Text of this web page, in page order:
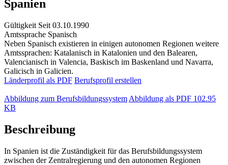
Spanien
Gültigkeit Seit 03.10.1990
Amtssprache Spanisch
Neben Spanisch existieren in einigen autonomen Regionen weitere
Amtssprachen: Katalanisch in Katalonien und den Balearen,
Valencianisch in Valencia, Baskisch im Baskenland und Navarra,
Galicisch in Galicien.
Länderprofil als PDF Berufsprofil erstellen
Abbildung zum Berufsbildungssystem Abbildung als PDF 102.95
KB
Beschreibung
In Spanien ist die Zuständigkeit für das Berufsbildungssystem
zwischen der Zentralregierung und den autonomen Regionen